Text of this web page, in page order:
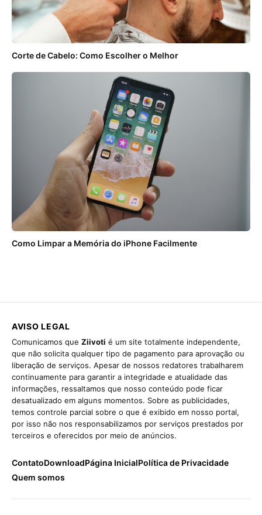
Corte de Cabelo: Como Escolher o Melhor
Como Limpar a Memória do iPhone Facilmente
AVISO LEGAL
Comunicamos que Ziivoti é um site totalmente independente,
que não solicita qualquer tipo de pagamento para aprovação ou
liberação de serviços. Apesar de nossos redatores trabalharem
continuamente para garantir a integridade e atualidade das
informações, ressaltamos que nosso conteúdo pode ficar
desatualizado em alguns momentos. Sobre as publicidades,
temos controle parcial sobre o que é exibido em nosso portal,
por isso não nos responsabilizamos por serviços prestados por
terceiros e oferecidos por meio de anúncios.
ContatoDownloadPágina InicialPolítica de Privacidade
Quem somos